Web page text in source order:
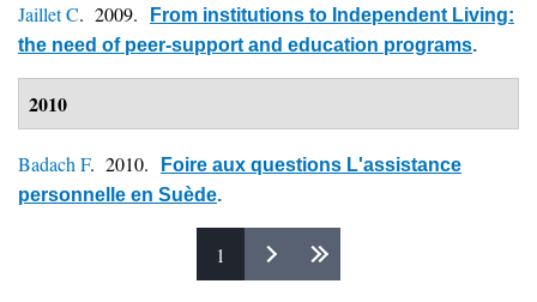
Jaillet C. 2009.
From institutions to Independent Living:
the need of peer-support and education programs.
2010
Badach F. 2010.
Foire aux questions L'assistance
personnelle en Suède.
1